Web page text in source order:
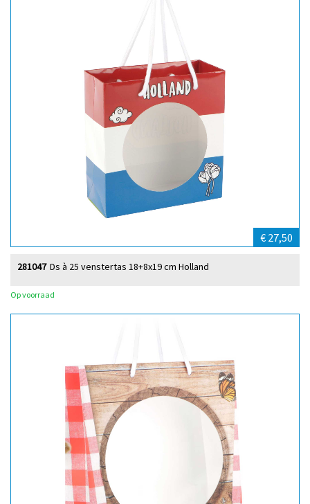
€ 27,50
Ds à 25 venstertas 18+8x19 cm Holland
281047
Op voorraad